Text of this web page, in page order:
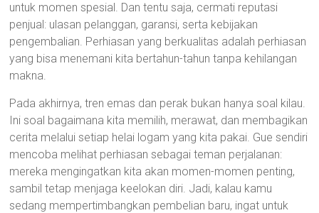
untuk momen spesial. Dan tentu saja, cermati reputasi
penjual: ulasan pelanggan, garansi, serta kebijakan
pengembalian. Perhiasan yang berkualitas adalah perhiasan
yang bisa menemani kita bertahun-tahun tanpa kehilangan
makna.
Pada akhirnya, tren emas dan perak bukan hanya soal kilau.
Ini soal bagaimana kita memilih, merawat, dan membagikan
cerita melalui setiap helai logam yang kita pakai. Gue sendiri
mencoba melihat perhiasan sebagai teman perjalanan:
mereka mengingatkan kita akan momen-momen penting,
sambil tetap menjaga keelokan diri. Jadi, kalau kamu
sedang mempertimbangkan pembelian baru, ingat untuk